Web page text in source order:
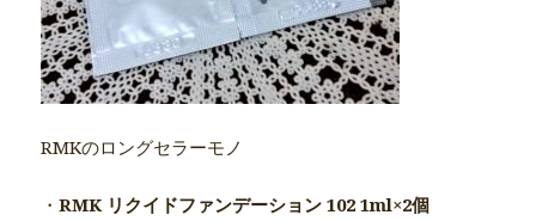
RMKのロングセラーモノ
・RMK リクイドファンデーション 102 1ml×2個